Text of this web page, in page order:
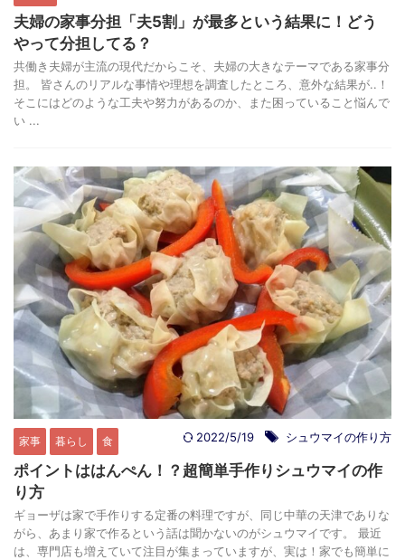
夫婦の家事分担「夫5割」が最多という結果に！どう
やって分担してる？
共働き夫婦が主流の現代だからこそ、夫婦の大きなテーマである家事分
担。 皆さんのリアルな事情や理想を調査したところ、意外な結果が..！
そこにはどのような工夫や努力があるのか、また困っていること悩んで
い ...
家事 暮らし 食 2022/5/19 シュウマイの作り方
ポイントははんぺん！？超簡単手作りシュウマイの作
り方
ギョーザは家で手作りする定番の料理ですが、同じ中華の天津でありな
がら、あまり家で作るという話は聞かないのがシュウマイです。 最近
は、専門店も増えていて注目が集まっていますが、実は！家でも簡単に